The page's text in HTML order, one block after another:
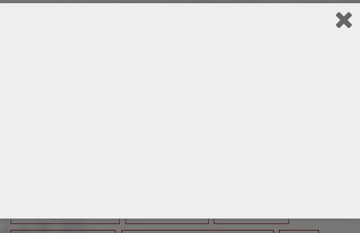
Samochodem po Maderze. Przed wyjazdem na Maderę wiele